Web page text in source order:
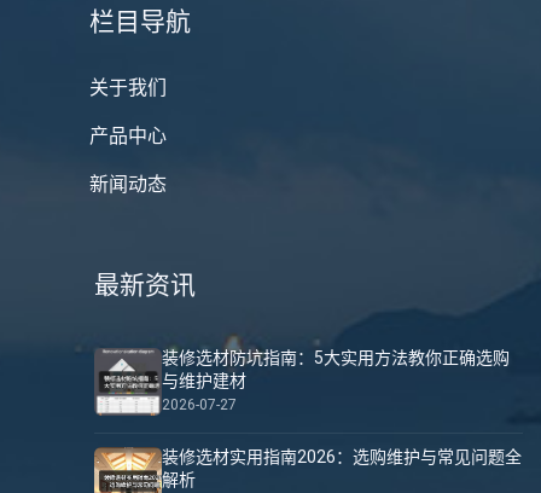
栏目导航
关于我们
产品中心
新闻动态
最新资讯
装修选材防坑指南：5大实用方法教你正确选购
与维护建材
2026-07-27
装修选材实用指南2026：选购维护与常见问题全
解析